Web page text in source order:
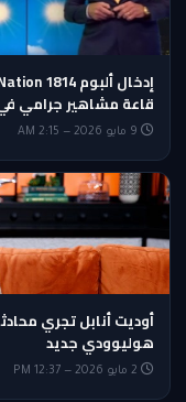
قاعة مشاهير جرامي
أوديت أنابل تجري
هوليوودي جديد